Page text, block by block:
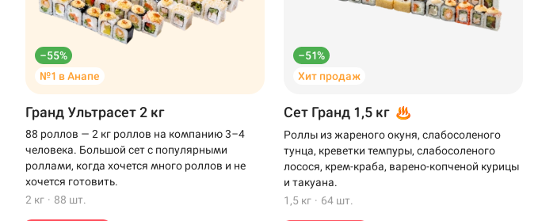
–55%
№1 в Анапе
Гранд Ультрасет 2 кг
88 роллов — 2 кг роллов на компанию 3–4
человека. Большой сет с популярными
роллами, когда хочется много роллов и не
хочется готовить.
2 кг · 88 шт.
–51%
Хит продаж
Сет Гранд 1,5 кг
Роллы из жареного окуня, слабосоленого
тунца, креветки темпуры, слабосоленого
лосося, крем-краба, варено-копченой курицы
и такуана.
1,5 кг · 64 шт.